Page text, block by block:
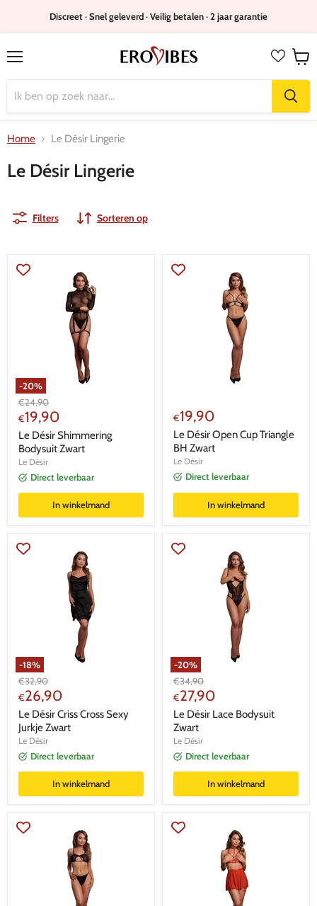
Discreet · Snel geleverd · Veilig betalen · 2 jaar garantie
Home Le Désir Lingerie
Le Désir Lingerie
Filters Sorteren op
-20%
Oorspronkelijke
prijs
€24,90
Huidige
prijs
€19,90
Le Désir Shimmering
Bodysuit Zwart
Le Désir
Direct leverbaar
In winkelmand
€19,90
Le Désir Open Cup Triangle
BH Zwart
Le Désir
Direct leverbaar
In winkelmand
-18%
Oorspronkelijke
prijs
€32,90
Huidige
prijs
€26,90
Le Désir Criss Cross Sexy
Jurkje Zwart
Le Désir
Direct leverbaar
In winkelmand
-20%
Oorspronkelijke
prijs
€34,90
Huidige
prijs
€27,90
Le Désir Lace Bodysuit
Zwart
Le Désir
Direct leverbaar
In winkelmand